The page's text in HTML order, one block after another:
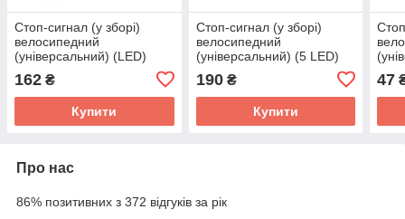
Стоп-сигнал (у зборі)
велосипедний
(універсальний) (LED)
162 ₴
Купити
Стоп-сигнал (у зборі)
велосипедний
(універсальний) (5 LED)
190₴
Купити
47
Про нас
86% позитивних з 372 відгуків за рік